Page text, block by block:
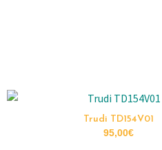
Trudi TD154V01
95,00€